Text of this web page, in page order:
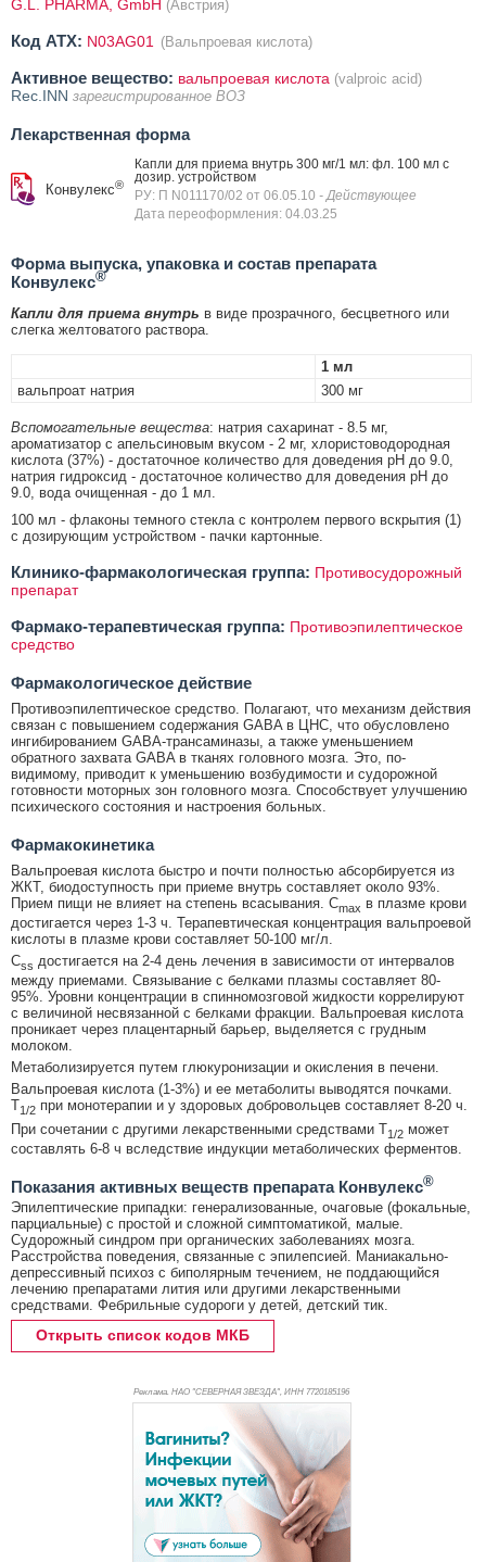
G.L. PHARMA, GmbH (Австрия)
Код ATX: N03AG01 (Вальпроевая кислота)
Активное вещество: вальпроевая кислота (valproic acid)
Rec.INN зарегистрированное ВОЗ
Лекарственная форма
Конвулекс®
Капли для приема внутрь 300 мг/1 мл: фл. 100 мл с
дозир. устройством
РУ: П N011170/02 от 06.05.10 - Действующее
Дата переоформления: 04.03.25
Форма выпуска, упаковка и состав препарата
Конвулекс®
Капли для приема внутрь в виде прозрачного, бесцветного или
слегка желтоватого раствора.
1 мл
вальпроат натрия
300 мг
Вспомогательные вещества: натрия сахаринат - 8.5 мг,
ароматизатор с апельсиновым вкусом - 2 мг, хлористоводородная
кислота (37%) - достаточное количество для доведения рН до 9.0,
натрия гидроксид - достаточное количество для доведения рН до
9.0, вода очищенная - до 1 мл.
100 мл - флаконы темного стекла с контролем первого вскрытия (1)
с дозирующим устройством - пачки картонные.
Клинико-фармакологическая группа: Противосудорожный
препарат
Фармако-терапевтическая группа: Противоэпилептическое
средство
Фармакологическое действие
Противоэпилептическое средство. Полагают, что механизм действия
связан с повышением содержания GABA в ЦНС, что обусловлено
ингибированием GABA-трансаминазы, а также уменьшением
обратного захвата GABA в тканях головного мозга. Это, по-
видимому, приводит к уменьшению возбудимости и судорожной
готовности моторных зон головного мозга. Способствует улучшению
психического состояния и настроения больных.
Фармакокинетика
Вальпроевая кислота быстро и почти полностью абсорбируется из
ЖКТ, биодоступность при приеме внутрь составляет около 93%.
Прием пищи не влияет на степень всасывания. Cmax в плазме крови
достигается через 1-3 ч. Терапевтическая концентрация вальпроевой
кислоты в плазме крови составляет 50-100 мг/л.
Css достигается на 2-4 день лечения в зависимости от интервалов
между приемами. Связывание с белками плазмы составляет 80-
95%. Уровни концентрации в спинномозговой жидкости коррелируют
с величиной несвязанной с белками фракции. Вальпроевая кислота
проникает через плацентарный барьер, выделяется с грудным
молоком.
Метаболизируется путем глюкуронизации и окисления в печени.
Вальпроевая кислота (1-3%) и ее метаболиты выводятся почками.
T1/2 при монотерапии и у здоровых добровольцев составляет 8-20 ч.
При сочетании с другими лекарственными средствами T1/2 может
составлять 6-8 ч вследствие индукции метаболических ферментов.
Показания активных веществ препарата Конвулекс®
Эпилептические припадки: генерализованные, очаговые (фокальные,
парциальные) с простой и сложной симптоматикой, малые.
Судорожный синдром при органических заболеваниях мозга.
Расстройства поведения, связанные с эпилепсией. Маниакально-
депрессивный психоз с биполярным течением, не поддающийся
лечению препаратами лития или другими лекарственными
средствами. Фебрильные судороги у детей, детский тик.
Открыть список кодов МКБ
Реклама. НАО "СЕВЕРНАЯ ЗВЕЗДА", ИНН 7720185196